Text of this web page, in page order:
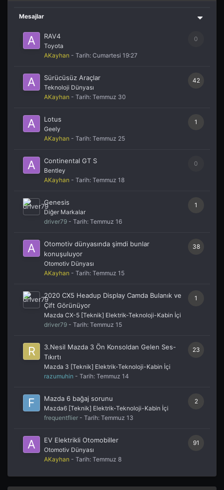
Mesajlar
0
RAV4
Toyota
AKayhan - Tarih: Cumartesi 19:27
42
Sürücüsüz Araçlar
Teknoloji Dünyası
AKayhan - Tarih: Temmuz 30
1
Lotus
Geely
AKayhan - Tarih: Temmuz 25
0
Continental GT S
Bentley
AKayhan - Tarih: Temmuz 18
1
Genesis
Diğer Markalar
driver79 - Tarih: Temmuz 16
38
Otomotiv dünyasında şimdi bunlar
konuşuluyor
Otomotiv Dünyası
AKayhan - Tarih: Temmuz 15
1
2020 CX5 Headup Display Camda Bulanık ve
Çift Görünüyor
Mazda CX-5 [Teknik] Elektrik-Teknoloji-Kabin İçi
driver79 - Tarih: Temmuz 15
23
3.Nesil Mazda 3 Ön Konsoldan Gelen Ses-
Tıkırtı
Mazda 3 [Teknik] Elektrik-Teknoloji-Kabin İçi
razumuhin - Tarih: Temmuz 14
2
Mazda 6 bağaj sorunu
Mazda6 [Teknik] Elektrik-Teknoloji-Kabin İçi
frequentflier - Tarih: Temmuz 13
91
EV Elektrikli Otomobiller
Otomotiv Dünyası
AKayhan - Tarih: Temmuz 8